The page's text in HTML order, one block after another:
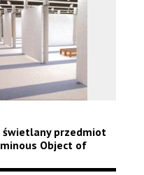
świetlany przedmiot
Object of